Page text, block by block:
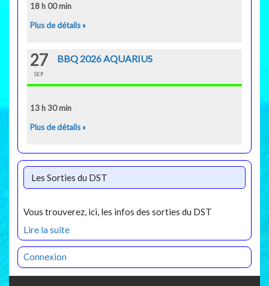
18 h 00 min
Plus de détails »
27
SEP
BBQ 2026 AQUARIUS
13 h 30 min
Plus de détails »
Les Sorties du DST
Vous trouverez, ici, les infos des sorties du DST
Lire la suite
Connexion